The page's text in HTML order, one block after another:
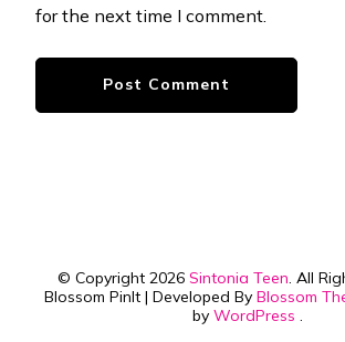
for the next time I comment.
© Copyright 2026 Sintonia Teen. All
Blossom PinIt | Developed By Blossom
by WordPress .